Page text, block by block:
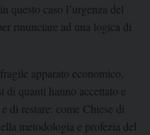
questo caso l’urgenza del
rinunciare ad una logica di
apparato economico,
di quanti hanno accettato e
di restare: come Chiese di
metodologia e profezia del